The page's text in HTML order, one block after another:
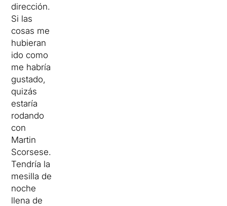
dirección.
Si las
cosas me
hubieran
ido como
me habría
gustado,
quizás
estaría
rodando
con
Martin
Scorsese.
Tendría la
mesilla de
noche
llena de